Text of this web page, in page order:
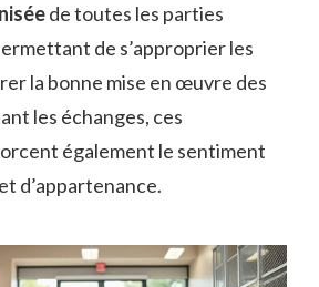
de toutes les parties
de s’approprier les
la bonne mise en œuvre des
les échanges, ces
également le sentiment
d’appartenance.